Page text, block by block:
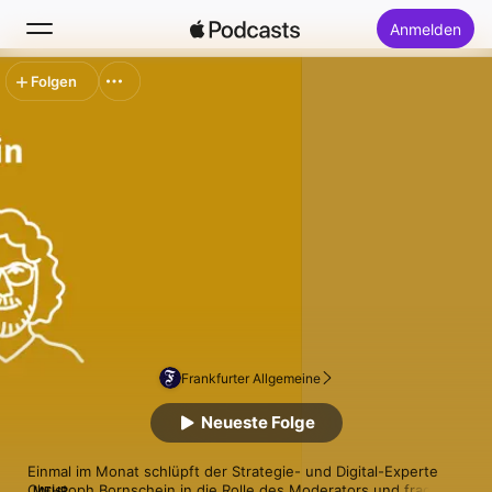
Anmelden
Suchen
Top-Charts
Frankfurter Allgemeine
Einmal im Monat schlüpft der Strategie- und Digital-Experte
Neueste Folge
Folgen